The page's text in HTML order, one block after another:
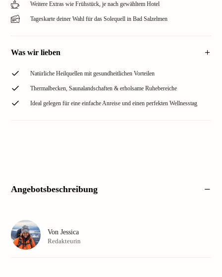
Weitere Extras wie Frühstück, je nach gewähltem Hotel
Tageskarte deiner Wahl für das Solequell in Bad Salzelmen
Was wir lieben
Natürliche Heilquellen mit gesundheitlichen Vorteilen
Thermalbecken, Saunalandschaften & erholsame Ruhebereiche
Ideal gelegen für eine einfache Anreise und einen perfekten Wellnesstag
Angebotsbeschreibung
Von Jessica
Redakteurin